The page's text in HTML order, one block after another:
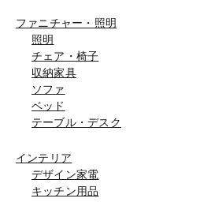
ファニチャー・照明
照明
チェア・椅子
収納家具
ソファ
ベッド
テーブル・デスク
インテリア
デザイン家電
キッチン用品